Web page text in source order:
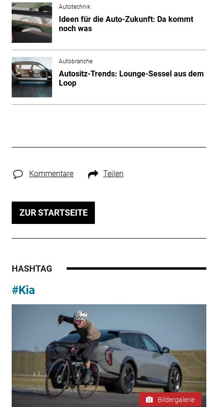
Autotechnik
Ideen für die Auto-Zukunft: Da kommt
noch was
Autobranche
Autositz-Trends: Lounge-Sessel aus dem
Loop
Kommentare Teilen
ZUR STARTSEITE
HASHTAG
#Kia
Bildergalerie